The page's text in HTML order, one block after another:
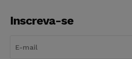
Inscreva-se